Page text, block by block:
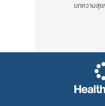
บทความสุ